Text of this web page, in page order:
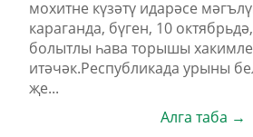
мохитне күзәтү идарәсе
караганда, бүген, 10
болытлы һава торышы
итәчәк.Республикада урыны
җе...
Алга таба →